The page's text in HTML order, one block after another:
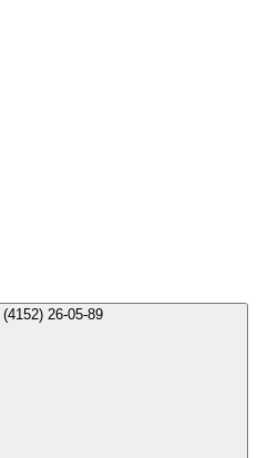
+7 (4152) 26-05-89